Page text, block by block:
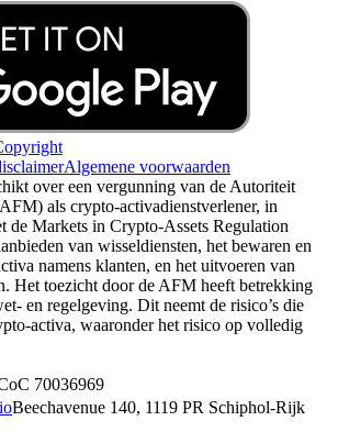
Algemene voorwaarden
over een vergunning van de Autoriteit
als crypto-activadienstverlener, in
de Markets in Crypto-Assets Regulation
van wisseldiensten, het bewaren en
namens klanten, en het uitvoeren van
Het toezicht door de AFM heeft betrekking
en regelgeving. Dit neemt de risico’s die
activa, waaronder het risico op volledig
70036969
Beechavenue 140, 1119 PR Schiphol-Rijk